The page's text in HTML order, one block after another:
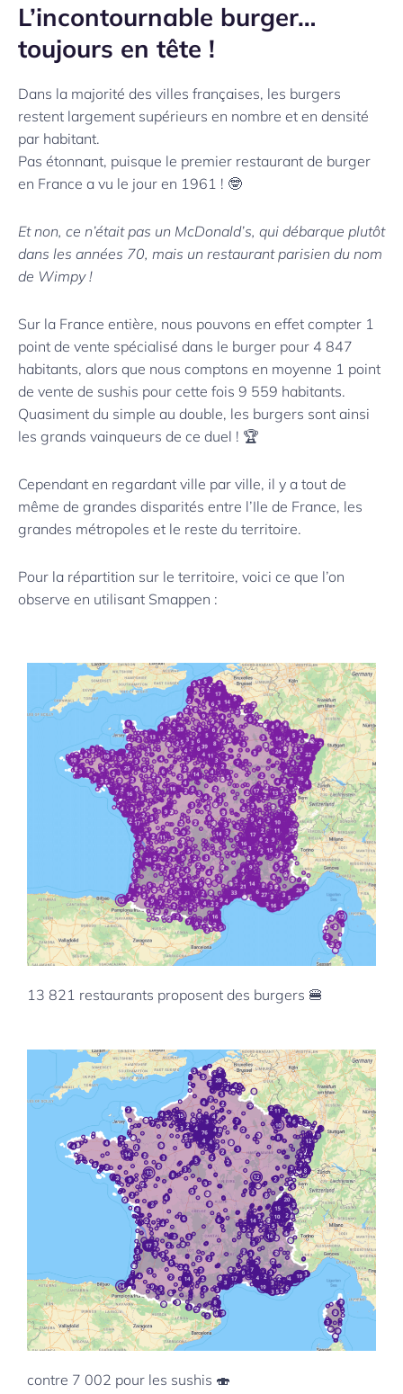
L’incontournable burger…
toujours en tête !
Dans la majorité des villes françaises, les burgers
restent largement supérieurs en nombre et en densité
par habitant.
Pas étonnant, puisque le premier restaurant de burger
en France a vu le jour en 1961 ! 🤓
Et non, ce n’était pas un McDonald’s, qui débarque plutôt
dans les années 70, mais un restaurant parisien du nom
de Wimpy !
Sur la France entière, nous pouvons en effet compter 1
point de vente spécialisé dans le burger pour 4 847
habitants, alors que nous comptons en moyenne 1 point
de vente de sushis pour cette fois 9 559 habitants.
Quasiment du simple au double, les burgers sont ainsi
les grands vainqueurs de ce duel ! 🏆
Cependant en regardant ville par ville, il y a tout de
même de grandes disparités entre l’Ile de France, les
grandes métropoles et le reste du territoire.
Pour la répartition sur le territoire, voici ce que l’on
observe en utilisant Smappen :
13 821 restaurants proposent des burgers 🍔
contre 7 002 pour les sushis 🍣